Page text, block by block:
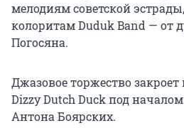
мелодиям советской
колоритам Duduk Band — от
Погосяна.
Джазовое торжество
Dizzy Dutch Duck под
Антона Боярских.